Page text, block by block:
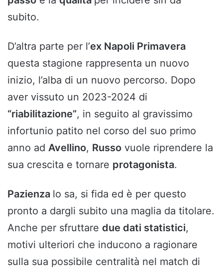
subito.
D’altra parte per l’ex Napoli Primavera
questa stagione rappresenta un nuovo
inizio, l’alba di un nuovo percorso. Dopo
aver vissuto un 2023-2024 di
“riabilitazione”, in seguito al gravissimo
infortunio patito nel corso del suo primo
anno ad Avellino, Russo vuole riprendere la
sua crescita e tornare protagonista.
Pazienza lo sa, si fida ed è per questo
pronto a dargli subito una maglia da titolare.
Anche per sfruttare due dati statistici,
motivi ulteriori che inducono a ragionare
sulla sua possibile centralità nel match di